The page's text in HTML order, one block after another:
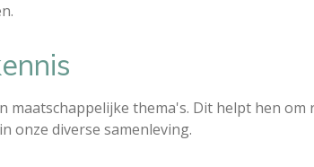
thema's. Dit helpt hen om
onze diverse samenleving.